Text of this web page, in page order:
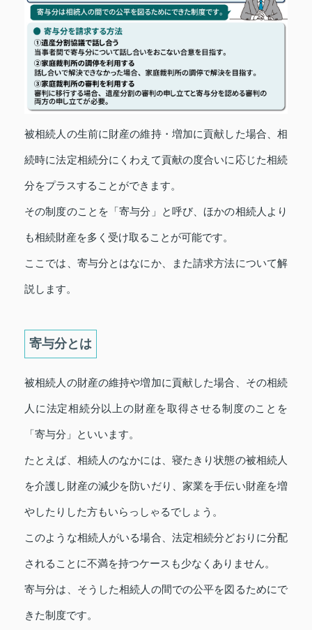
被相続人の生前に財産の維持・増加に貢献した場合、相
続時に法定相続分にくわえて貢献の度合いに応じた相続
分をプラスすることができます。
その制度のことを「寄与分」と呼び、ほかの相続人より
も相続財産を多く受け取ることが可能です。
ここでは、寄与分とはなにか、また請求方法について解
説します。
寄与分とは
被相続人の財産の維持や増加に貢献した場合、その相続
人に法定相続分以上の財産を取得させる制度のことを
「寄与分」といいます。
たとえば、相続人のなかには、寝たきり状態の被相続人
を介護し財産の減少を防いだり、家業を手伝い財産を増
やしたりした方もいらっしゃるでしょう。
このような相続人がいる場合、法定相続分どおりに分配
されることに不満を持つケースも少なくありません。
寄与分は、そうした相続人の間での公平を図るためにで
きた制度です。